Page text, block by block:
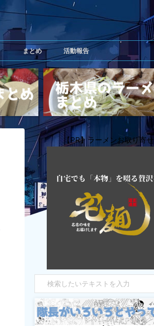
まとめ 活動報告
【PR】ラーメンお取り寄せ